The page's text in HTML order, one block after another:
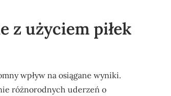
z użyciem piłek
wpływ na osiągane wyniki.
różnorodnych uderzeń o